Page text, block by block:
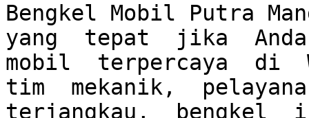
Bengkel Mobil Putra
yang  tepat  jika  Anda
mobil  terpercaya  di
tim  mekanik,
terjangkau,  bengkel